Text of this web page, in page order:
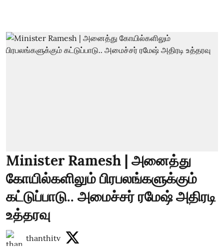
Minister Ramesh | அனைத்து
கோயில்களிலும் பிரபலங்களுக்கும்
கட்டுப்பாடு.. அமைச்சர் ரமேஷ் அதிரடி
உத்தரவு
thanthitv